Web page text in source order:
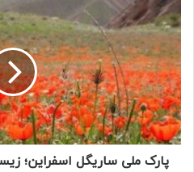
پارک ملی ساریگل اسفراین؛